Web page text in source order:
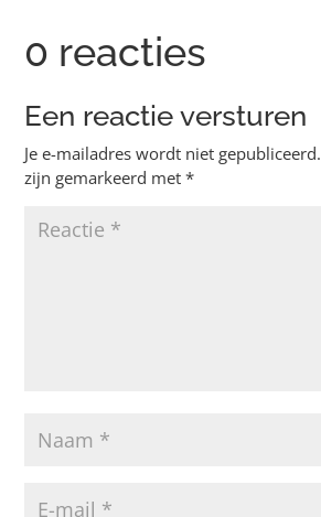
0 reacties
Een reactie versturen
Je e-mailadres wordt niet gepubliceerd.
zijn gemarkeerd met*